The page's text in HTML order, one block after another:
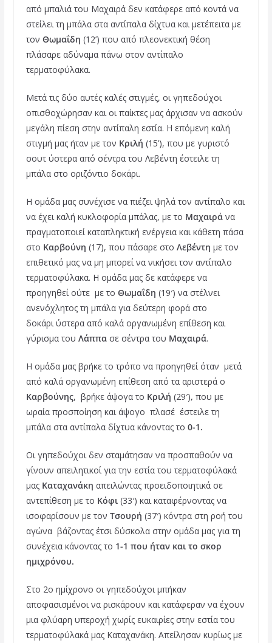
από μπαλιά του Μαχαιρά δεν κατάφερε από κοντά να
στείλει τη μπάλα στα αντίπαλα δίχτυα και μετέπειτα με
τον Θωμαΐδη (12’) που από πλεονεκτική θέση
πλάσαρε αδύναμα πάνω στον αντίπαλο
τερματοφύλακα.
Μετά τις δύο αυτές καλές στιγμές, οι γηπεδούχοι
οπισθοχώρησαν και οι παίκτες μας άρχισαν να ασκούν
μεγάλη πίεση στην αντίπαλη εστία. Η επόμενη καλή
στιγμή μας ήταν με τον Κριλή (15’), που με γυριστό
σουτ ύστερα από σέντρα του Λεβέντη έστειλε τη
μπάλα στο οριζόντιο δοκάρι.
Η ομάδα μας συνέχισε να πιέζει ψηλά τον αντίπαλο και
να έχει καλή κυκλοφορία μπάλας, με το Μαχαιρά να
πραγματοποιεί καταπληκτική ενέργεια και κάθετη πάσα
στο Καρβούνη (17), που πάσαρε στο Λεβέντη με τον
επιθετικό μας να μη μπορεί να νικήσει τον αντίπαλο
τερματοφύλακα. Η ομάδα μας δε κατάφερε να
προηγηθεί ούτε με το Θωμαΐδη (19′) να στέλνει
ανενόχλητος τη μπάλα για δεύτερη φορά στο
δοκάρι ύστερα από καλά οργανωμένη επίθεση και
γύρισμα του Λάππα σε σέντρα του Μαχαιρά.
Η ομάδα μας βρήκε το τρόπο να προηγηθεί όταν μετά
από καλά οργανωμένη επίθεση από τα αριστερά ο
Καρβούνης, βρήκε άψογα το Κριλή (29′), που με
ωραία προσποίηση και άψογο πλασέ έστειλε τη
μπάλα στα αντίπαλα δίχτυα κάνοντας το 0-1.
Οι γηπεδούχοι δεν σταμάτησαν να προσπαθούν να
γίνουν απειλητικοί για την εστία του τερματοφύλακά
μας Καταχανάκη απειλώντας προειδοποιητικά σε
αντεπίθεση με το Κόφι (33′) και καταφέρνοντας να
ισοφαρίσουν με τον Τσουρή (37′) κόντρα στη ροή του
αγώνα βάζοντας έτσι δύσκολα στην ομάδα μας για τη
συνέχεια κάνοντας το 1-1 που ήταν και το σκορ
ημιχρόνου.
Στο 2ο ημίχρονο οι γηπεδούχοι μπήκαν
αποφασισμένοι να ρισκάρουν και κατάφεραν να έχουν
μια φλύαρη υπεροχή χωρίς ευκαιρίες στην εστία του
τερματοφύλακά μας Καταχανάκη. Απείλησαν κυρίως με